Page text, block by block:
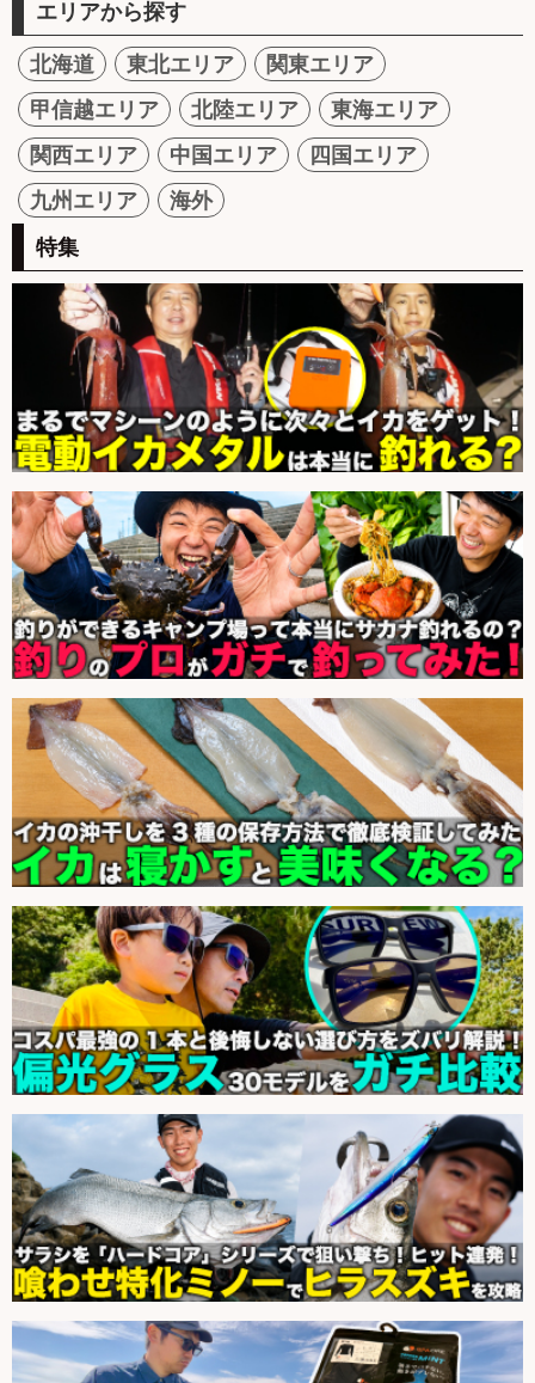
エリアから探す
北海道 東北エリア
関東エリア
甲信越エリア
北陸エリア
東海エリア
関西エリア
中国エリア
四国エリア
九州エリア
海外
特集